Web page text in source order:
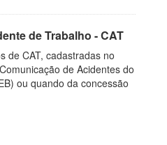
de Trabalho - CAT
de CAT, cadastradas no
de Acidentes do
ou quando da concessão